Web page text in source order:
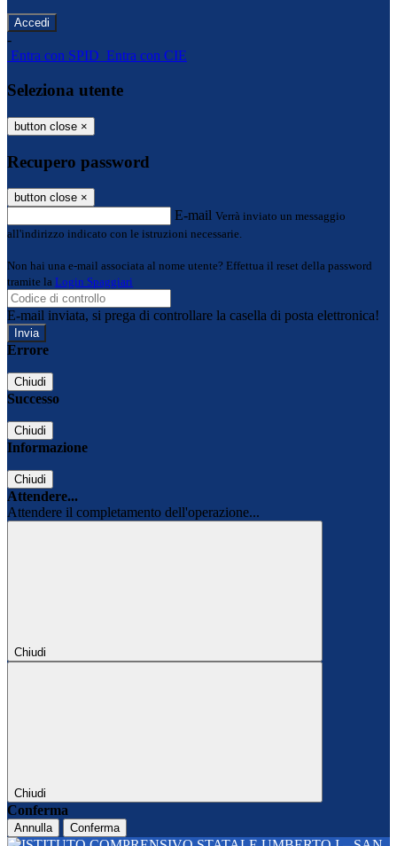
-
Entra con SPID Entra con CIE
Seleziona utente
button close ×
Recupero password
button close ×
E-mail Verrà inviato un messaggio
all'indirizzo indicato con le istruzioni necessarie.
Non hai una e-mail associata al nome utente? Effettua il reset della password
tramite la Login Spaggiari
E-mail inviata, si prega di controllare la casella di posta elettronica!
Errore
Chiudi
Successo
Chiudi
Informazione
Chiudi
Attendere...
Attendere il completamento dell'operazione...
Chiudi
Chiudi
Conferma
Annulla Conferma